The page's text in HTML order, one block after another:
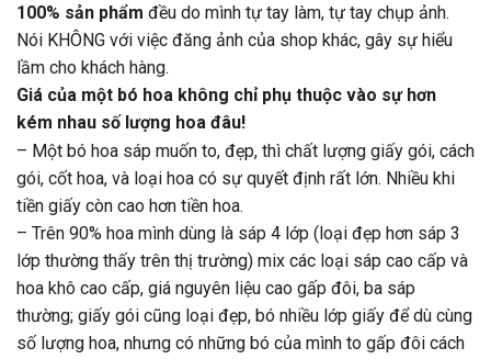
100% sản phẩm đều do mình tự tay làm, tự tay chụp ảnh.
Nói KHÔNG với việc đăng ảnh của shop khác, gây sự hiểu
lầm cho khách hàng.
Giá của một bó hoa không chỉ phụ thuộc vào sự hơn
kém nhau số lượng hoa đâu!
– Một bó hoa sáp muốn to, đẹp, thì chất lượng giấy gói, cách
gói, cốt hoa, và loại hoa có sự quyết định rất lớn. Nhiều khi
tiền giấy còn cao hơn tiền hoa.
– Trên 90% hoa mình dùng là sáp 4 lớp (loại đẹp hơn sáp 3
lớp thường thấy trên thị trường) mix các loại sáp cao cấp và
hoa khô cao cấp, giá nguyên liệu cao gấp đôi, ba sáp
thường; giấy gói cũng loại đẹp, bó nhiều lớp giấy để dù cùng
số lượng hoa, nhưng có những bó của mình to gấp đôi cách